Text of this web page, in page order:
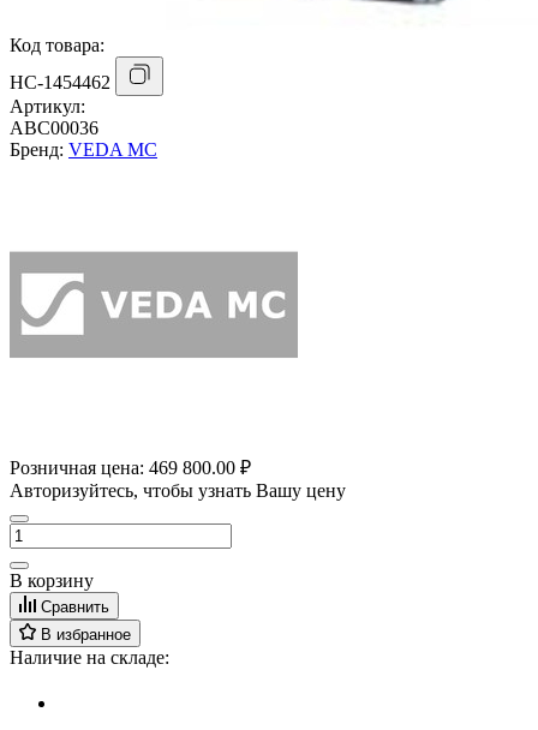
Код товара:
НС-1454462
Артикул:
ABC00036
Бренд: VEDA MC
Розничная цена: 469 800.00 ₽
Авторизуйтесь, чтобы узнать Вашу цену
В корзину
Сравнить
В избранное
Наличие на складе: